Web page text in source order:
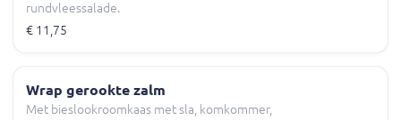
rundvleessalade.
€ 11,75
Wrap gerookte zalm
Met bieslookroomkaas met sla, komkommer,